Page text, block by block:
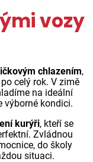
vozy
chlazením,
celý rok. V zimě
na ideální
výborné kondici.
kurýři, kteří se
Zvládnou
do školy
situaci.